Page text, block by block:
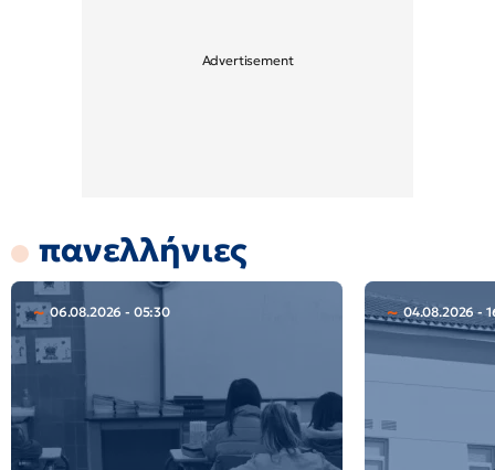
πανελλήνιες
06.08.2026 - 05:30 04.08.2026 -